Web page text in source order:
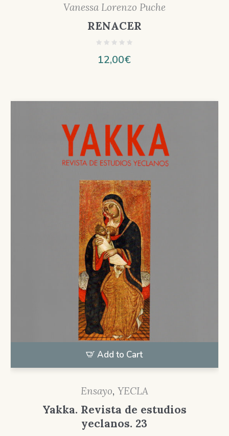
Vanessa Lorenzo Puche
RENACER
12,00€
Add to Cart
Ensayo, YECLA
Yakka. Revista de estudios
yeclanos. 23